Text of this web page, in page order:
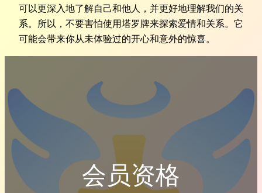
可以更深入地了解自己和他人，并更好地理解我们的关
系。所以，不要害怕使用塔罗牌来探索爱情和关系。它
可能会带来你从未体验过的开心和意外的惊喜。
会员资格